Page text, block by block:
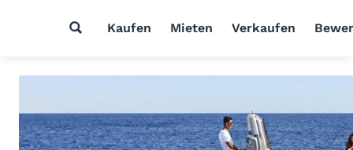
Kaufen Mieten Verkaufen